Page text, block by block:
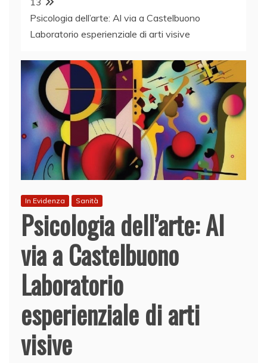
Psicologia dell’arte: Al via a Castelbuono
Laboratorio esperienziale di arti visive
In Evidenza Sanità
Psicologia dell’arte: Al
via a Castelbuono
Laboratorio
esperienziale di arti
visive